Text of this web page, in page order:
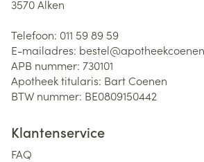
3570Alken
Telefoon: 011 59 89 59
E-mailadres: bestel@
APB nummer: 730101
Apotheek titularis: Bart Coenen
BTW nummer: BE0809150442
Klantenservice
FAQ